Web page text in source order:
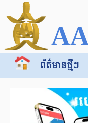
between "Botswana
ព័ត៌មានថ្មីៗ